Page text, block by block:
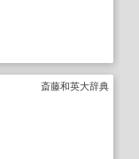
斎藤和英大辞典